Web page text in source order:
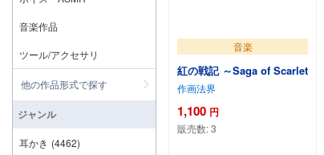
音楽
紅の戦記 ～Saga of Scarlet
作画法界
1,100 円
販売数:3
音楽作品
ツール/アクセサリ
他の作品形式で探す
ジャンル
耳かき (4462)